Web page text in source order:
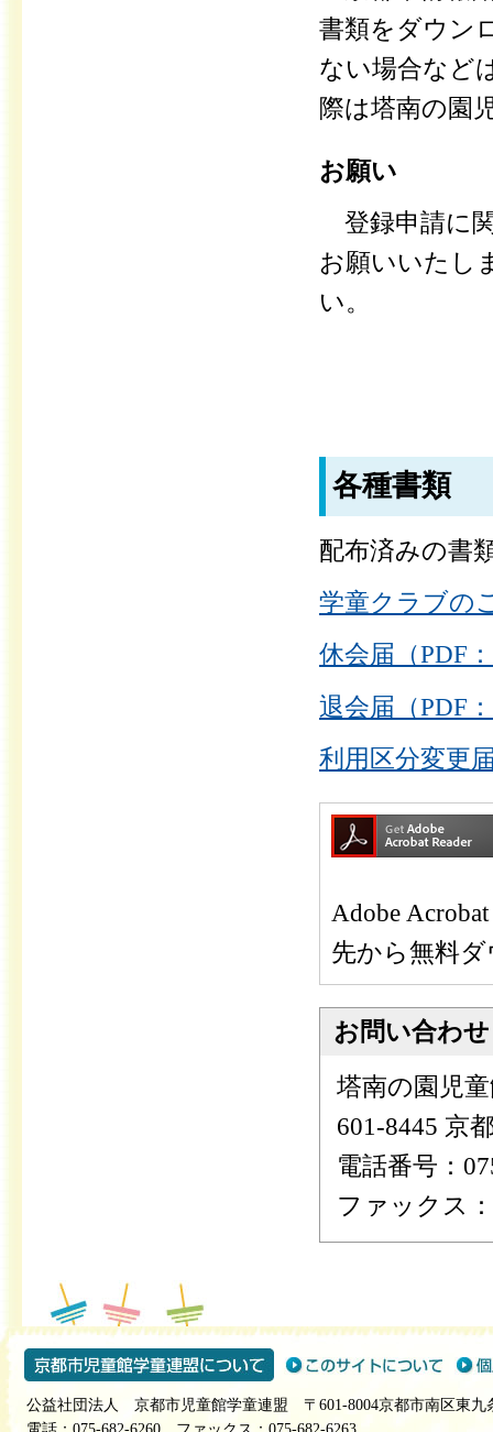
書類をダウン
ない場合など
際は塔南の園
お願い
登録申請に
お願いいたし
い。
各種書類
配布済みの書
学童クラブの
休会届（PDF
退会届（PDF
利用区分変更
Adobe
先から無料
お問い合わせ
塔南の園児
601-8445 京
電話番号：
ファックス
公益社団法人 京都市児童館学童連盟 〒601-8004京都市南区東九